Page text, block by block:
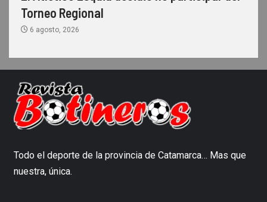
Torneo Regional
6 agosto, 2026
Todo el deporte de la provincia de Catamarca… Mas que
nuestra, única.